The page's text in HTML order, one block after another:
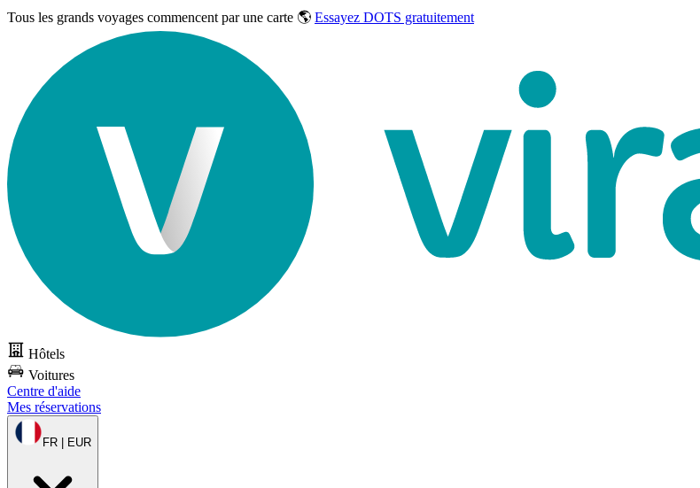
Tous les grands voyages commencent par une carte 🌎 Essayez DOTS gratuitement
Hôtels
Voitures
Centre d'aide
Mes réservations
FR | EUR